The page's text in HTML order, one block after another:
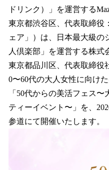
数
を
読
み
込
み
中
で
す
ドリンク）」を運営する
東京都渋谷区、代表取締役
ェア」）は、日本最大級の
人倶楽部」を運営する株式
東京都品川区、代表取締役
0〜60代の大人女性に向け
「50代からの美活フェス
ティーイベント〜」を、
参道にて開催いたします。